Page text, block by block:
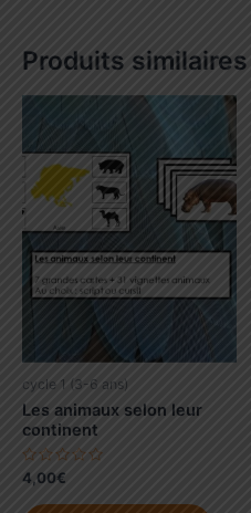
Produits similaires
cycle 1 (3-6 ans)
Les animaux selon leur
continent
N
4,00€